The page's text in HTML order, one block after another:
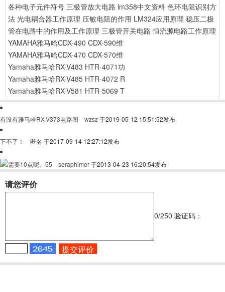
各种电子元件符号 三极管放大电路 lm358中文资料 色环电阻识别方
法 光电耦合器工作原理 压敏电阻的作用 LM324应用原理 稳压二极
管在电路中的作用及工作原理 三极管开关电路 恒流源电路工作原理
YAMAHA雅马哈CDX-490 CDX-590维
YAMAHA雅马哈CDX-470 CDX-570维
Yamaha雅马哈RX-V483 HTR-4071功
Yamaha雅马哈RX-V485 HTR-4072 R
Yamaha雅马哈RX-V581 HTR-5069 T
有没有雅马哈RX-V373电路图 wzsz于2019-05-12 15:51:52发布
下不了！ 匿名 于2017-09-14 12:27:12发布
需要10点呢。55 seraphimer于2013-04-23 16:20:54发布
请您评价
0/250 验证码：